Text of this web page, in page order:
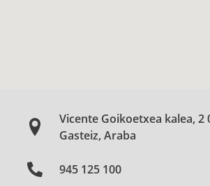
Vicente Goikoetxea kalea, 2
Gasteiz, Araba
945 125 100